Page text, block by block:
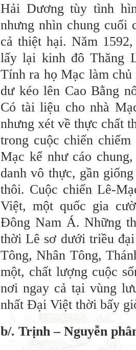
Hải Dương tùy tình
nhưng nhìn chung cuối
cả thiệt hại. Năm
lấy lại kinh đô Thăng
Tính ra họ Mạc làm chủ
dư kéo lên Cao Bằng
Có tài liệu cho nhà
nhưng xét về thực chất
trong cuộc chiến
Mạc kể như cáo
danh vô thực, gần
thôi. Cuộc chiến Lê-
Việt, một quốc gia
Đông Nam Á. Những
thời Lê sơ dưới triều
Tông, Nhân Tông,
một, chất lượng cuộc
nơi ngay cả tại vùng
nhất Đại Việt thời bấy
b/. Trịnh – Nguyễn